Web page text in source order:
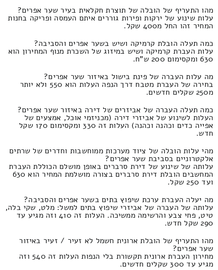
מהו התעריף של הובלה של תוצרת חקלאית בעיר שער אפרים?
עלות שינוע של ירקות ופירות גוררים איתם העמסה ופריקה בחנות
המחיר זהו החל מ400 שקל.
כמה תעלה הובלת קרמיקה ושיש בשער אפרים והסביבה?
עלות העברת קרמיקה ושיש במיזוג של השכרת מנוף המחירון הוא
630 ומקסימום 200 ש"ח.
מה עלות העברה של פינת בישול באיזור שער אפרים?
בחירה של העברת מטבח דרך הנפה העלות הוא 550 ולא יותר
מ250 שקלים חדשים.
כמה תעלה העברה של אביזרים של דירה באיזור שער אפרים?
העלות לשינוע של אביזרי דירה (מכניזמי אוכל, אמצעים של
אפייה כדים וכהנה וכהנה) העלות זה 330 ומקסימום 170 שקל
חדש.
מהי עלות הובלה של ציוד מערכות ממוחשבות וחדרים של שרתים
אלקטרוניים בסביבת שער אפרים?
עלותה של שינוע של דירת סרברים באופן מושלם הכוללת העברת
המחשבים הובלת דירת סרברים בצורה מושלמת המחיר הוא 630
ועד 250 שקל.
מה יעלה העברת ערכת שיפוץ בתים בשער אפרים והסביבה?
עלותה של העברה של אביזרי שיפוץ בתים למשל: מלט, שקי בלה,
טיט, פחי צבע והרשימה ממשיכה. העלות זה 410 וזה מגיע עד
290 שקל חדש.
מהו התעריף של הובלת ארונית חשמל לא זעיר / זעיר באיזור
שער אפרים?
מחירון העברת ארונית תקשורת בלי הנפות העלות זה 540 וזה
מגיע עד 300 שקלים חדשים.